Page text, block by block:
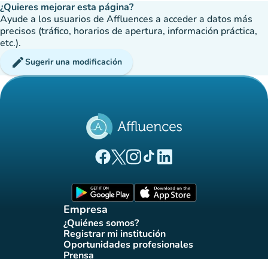
¿Quieres mejorar esta página?
Ayude a los usuarios de Affluences a acceder a datos más
precisos (tráfico, horarios de apertura, información práctica,
etc.).
editSugerir una modificación
(nueva pestaña)
(nueva pestaña)
(nueva pestaña)
(nueva pestaña)
(nueva pestaña)
Empresa
¿Quiénes somos?
(nueva pestaña)
Registrar mi institución
(nueva pestaña)
Oportunidades profesionales
(nueva pestaña)
Prensa